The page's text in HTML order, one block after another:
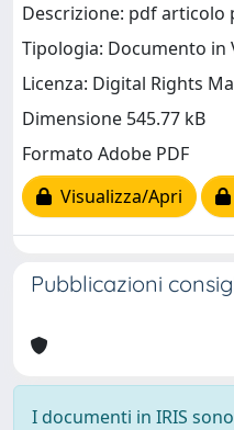
Descrizione: pdf articolo
Tipologia: Documento in
Licenza: Digital Rights
Dimensione 545.77 kB
Formato Adobe PDF
Visualizza/Apri
Pubblicazioni
I documenti in IRIS